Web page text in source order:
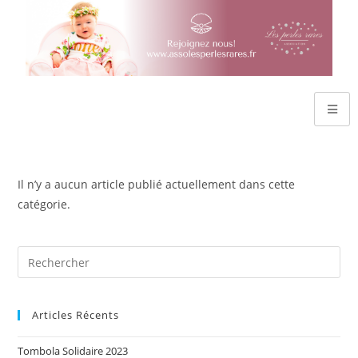
Il n’y a aucun article publié actuellement dans cette
catégorie.
Articles Récents
Tombola Solidaire 2023